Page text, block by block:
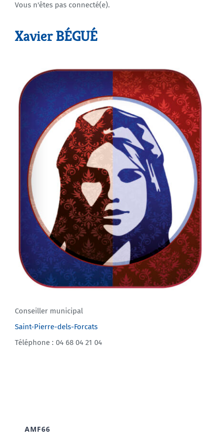
Agenda
Vous n'êtes pas connecté(e).
Xavier BÉGUÉ
Conseiller municipal
Saint-Pierre-dels-Forcats
Téléphone : 04 68 04 21 04
AMF66